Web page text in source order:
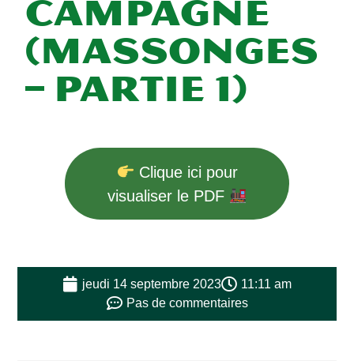
Campagne
(Massonges
– Partie 1)
Clique ici pour
visualiser le PDF
jeudi 14 septembre 2023
11:11 am
Pas de commentaires